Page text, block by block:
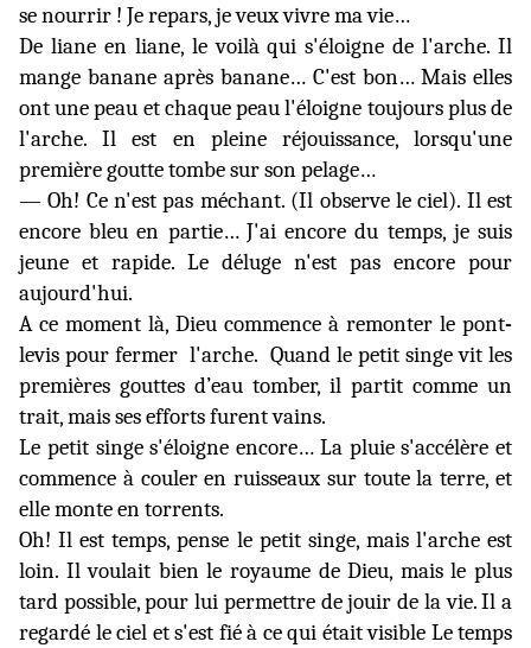
se nourrir ! Je repars, je veux vivre ma vie…
De liane en liane, le voilà qui s'éloigne de l'arche. Il
mange banane après banane… C'est bon… Mais elles
ont une peau et chaque peau l'éloigne toujours plus de
l'arche. Il est en pleine réjouissance, lorsqu'une
première goutte tombe sur son pelage…
— Oh! Ce n'est pas méchant. (Il observe le ciel). Il est
encore bleu en partie… J'ai encore du temps, je suis
jeune et rapide. Le déluge n'est pas encore pour
aujourd'hui.
A ce moment là, Dieu commence à remonter le pont-
levis pour fermer l'arche. Quand le petit singe vit les
premières gouttes d’eau tomber, il partit comme un
trait, mais ses efforts furent vains.
Le petit singe s'éloigne encore… La pluie s'accélère et
commence à couler en ruisseaux sur toute la terre, et
elle monte en torrents.
Oh! Il est temps, pense le petit singe, mais l'arche est
loin. Il voulait bien le royaume de Dieu, mais le plus
tard possible, pour lui permettre de jouir de la vie. Il a
regardé le ciel et s'est fié à ce qui était visible Le temps